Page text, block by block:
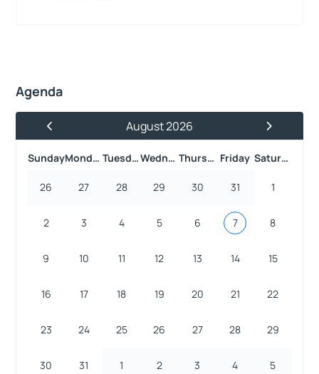
Agenda
August 2026
Next Month
Sunday
Monday Tuesday Wednesday Thursday Friday Saturday
26 27 28 29 30 31 1
2 3 4 5 6 7 8
9 10 11 12 13 14 15
16 17 18 19 20 21 22
23 24 25 26 27 28 29
30 31 1 2 3 4 5